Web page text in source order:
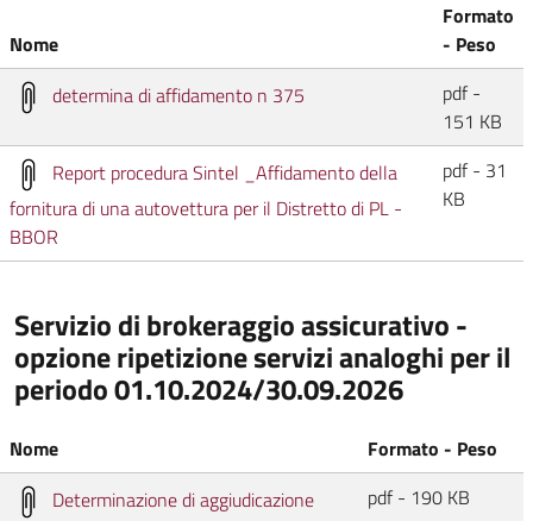
Nome
Formato
- Peso
determina di affidamento n 375
pdf -
151 KB
Report procedura Sintel _Affidamento della
fornitura di una autovettura per il Distretto di PL -
BBOR
pdf - 31
KB
Servizio di brokeraggio assicurativo -
opzione ripetizione servizi analoghi per il
periodo 01.10.2024/30.09.2026
Nome
Formato - Peso
Determinazione di aggiudicazione
pdf - 190 KB